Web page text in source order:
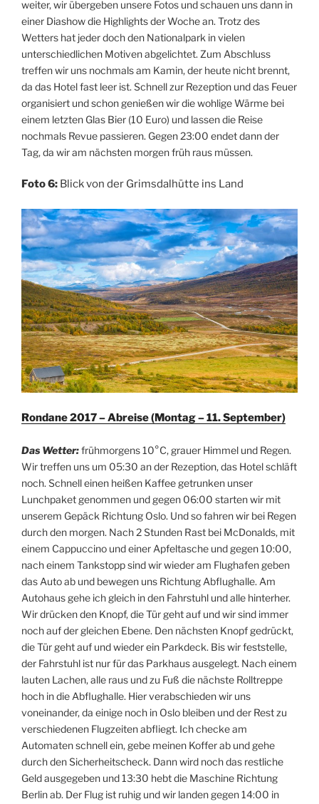
weiter, wir übergeben unsere Fotos und schauen uns dann in
einer Diashow die Highlights der Woche an. Trotz des
Wetters hat jeder doch den Nationalpark in vielen
unterschiedlichen Motiven abgelichtet. Zum Abschluss
treffen wir uns nochmals am Kamin, der heute nicht brennt,
da das Hotel fast leer ist. Schnell zur Rezeption und das Feuer
organisiert und schon genießen wir die wohlige Wärme bei
einem letzten Glas Bier (10 Euro) und lassen die Reise
nochmals Revue passieren. Gegen 23:00 endet dann der
Tag, da wir am nächsten morgen früh raus müssen.
Foto 6: Blick von der Grimsdalhütte ins Land
Rondane 2017 – Abreise (Montag – 11. September)
Das Wetter:frühmorgens 10°C, grauer Himmel und Regen.
Wir treffen uns um 05:30 an der Rezeption, das Hotel schläft
noch. Schnell einen heißen Kaffee getrunken unser
Lunchpaket genommen und gegen 06:00 starten wir mit
unserem Gepäck Richtung Oslo. Und so fahren wir bei Regen
durch den morgen. Nach 2 Stunden Rast bei McDonalds, mit
einem Cappuccino und einer Apfeltasche und gegen 10:00,
nach einem Tankstopp sind wir wieder am Flughafen geben
das Auto ab und bewegen uns Richtung Abflughalle. Am
Autohaus gehe ich gleich in den Fahrstuhl und alle hinterher.
Wir drücken den Knopf, die Tür geht auf und wir sind immer
noch auf der gleichen Ebene. Den nächsten Knopf gedrückt,
die Tür geht auf und wieder ein Parkdeck. Bis wir feststelle,
der Fahrstuhl ist nur für das Parkhaus ausgelegt. Nach einem
lauten Lachen, alle raus und zu Fuß die nächste Rolltreppe
hoch in die Abflughalle. Hier verabschieden wir uns
voneinander, da einige noch in Oslo bleiben und der Rest zu
verschiedenen Flugzeiten abfliegt. Ich checke am
Automaten schnell ein, gebe meinen Koffer ab und gehe
durch den Sicherheitscheck. Dann wird noch das restliche
Geld ausgegeben und 13:30 hebt die Maschine Richtung
Berlin ab. Der Flug ist ruhig und wir landen gegen 14:00 in